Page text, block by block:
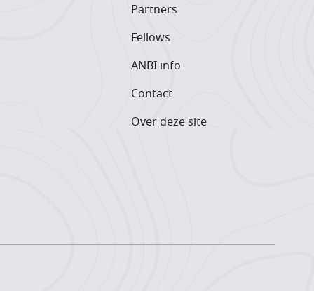
Partners
Fellows
ANBI info
Contact
Over deze site